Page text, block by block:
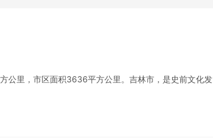
公里，市区面积3636平方公里。吉林市，是史前文化发